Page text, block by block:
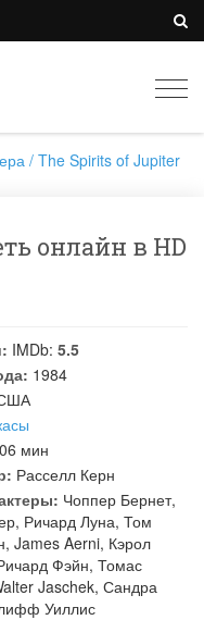
/ The Spirits of Jupiter
онлайн в HD
IMDb: 5.5
1984
мин
Расселл Керн
Чоппер Бернет,
, Ричард Луна, Том
, James Aerni, Кэрол
Фэйн, Томас
Jaschek, Сандра
Уиллис